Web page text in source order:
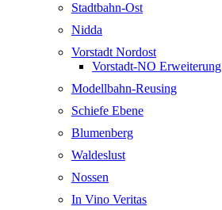
Stadtbahn-Ost
Nidda
Vorstadt Nordost
Vorstadt-NO Erweiterung
Modellbahn-Reusing
Schiefe Ebene
Blumenberg
Waldeslust
Nossen
In Vino Veritas